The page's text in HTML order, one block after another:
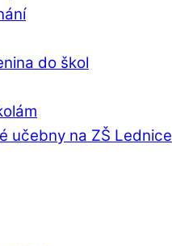
do škol
učebny na ZŠ Lednice